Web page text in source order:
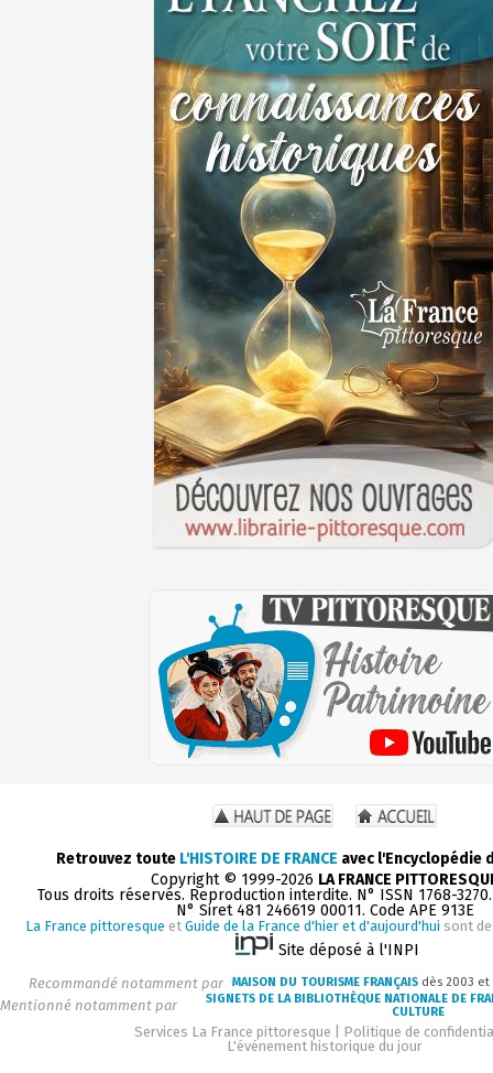
Retrouvez toute L'HISTOIRE DE FRANCE avec l'Encyclopédie
Copyright © 1999-2026 LA FRANCE
Tous droits réservés. Reproduction interdite. N° ISSN 1768-
N° Siret 481 246619 00011. Code APE 913E
La France pittoresque et Guide de la France d'hier et d'aujourd'hui sont
Site déposé à l'INPI
Recommandé notamment par MAISON DU TOURISME FRANÇAIS dès 2003 et
Mentionné notamment par
SIGNETS DE LA BIBLIOTHÈQUE NATIONALE DE
CULTURE
Services La France pittoresque
Politique de
L'événement historique du jour